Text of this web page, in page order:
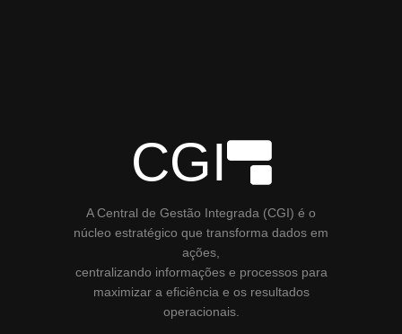
CGI
A Central de Gestão Integrada (CGI) é o
núcleo estratégico que transforma dados em
ações,
centralizando informações e processos para
maximizar a eficiência e os resultados
operacionais.